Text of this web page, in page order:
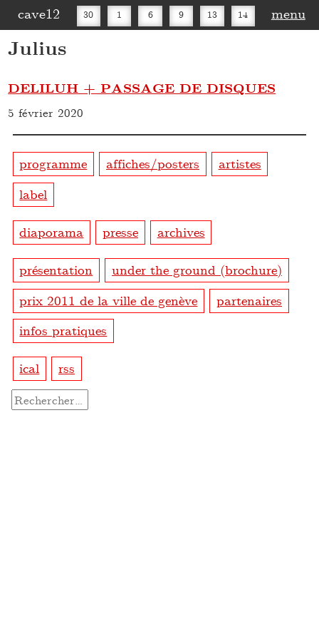
cave12 30 1 6 9 13 14 menu
Julius
DELILUH + PASSAGE DE DISQUES
5 février 2020
programme affiches/posters
artistes
label
diaporama presse archives
présentation
under the ground (brochure)
prix 2011 de la ville de genève
partenaires
infos pratiques
ical rss
Rechercher :